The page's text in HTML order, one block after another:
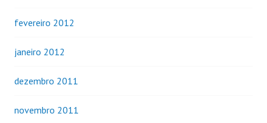
fevereiro 2012
janeiro 2012
dezembro 2011
novembro 2011